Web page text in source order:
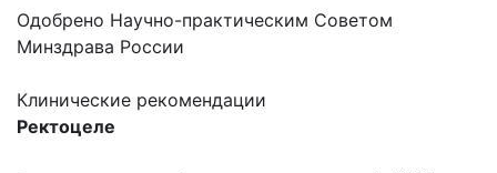
Одобрено Научно-практическим Советом
Минздрава России
Клинические рекомендации
Ректоцеле